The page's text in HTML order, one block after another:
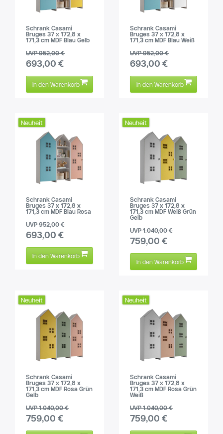
Schrank Casami
Bruges 37 x 172,8 x
171,3 cm MDF Blau Gelb
UVP 952,00 €
693,00 €
In den Warenkorb
Schrank Casami
Bruges 37 x 172,8 x
171,3 cm MDF Blau Weiß
UVP 952,00 €
693,00 €
In den Warenkorb
Neuheit
Schrank Casami
Bruges 37 x 172,8 x
171,3 cm MDF Blau Rosa
UVP 952,00 €
693,00 €
In den Warenkorb
Neuheit
Schrank Casami
Bruges 37 x 172,8 x
171,3 cm MDF Weiß Grün
Gelb
UVP 1.040,00 €
759,00 €
In den Warenkorb
Neuheit
Schrank Casami
Bruges 37 x 172,8 x
171,3 cm MDF Rosa Grün
Gelb
UVP 1.040,00 €
759,00 €
Neuheit
Schrank Casami
Bruges 37 x 172,8 x
171,3 cm MDF Rosa Grün
Weiß
UVP 1.040,00 €
759,00 €